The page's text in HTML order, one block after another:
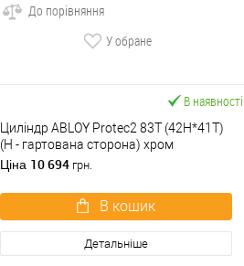
До порівняння
У обране
В наявності
Циліндр ABLOY Protec2 83T (42H*41T)
(H - гартована сторона) хром
полірований
Ціна 10 694 грн.
В кошик
Детальніше